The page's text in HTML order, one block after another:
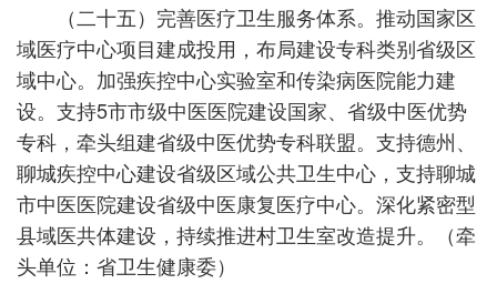
（二十五）完善医疗卫生服务体系。推动国家区
域医疗中心项目建成投用，布局建设专科类别省级区
域中心。加强疾控中心实验室和传染病医院能力建
设。支持5市市级中医医院建设国家、省级中医优势
专科，牵头组建省级中医优势专科联盟。支持德州、
聊城疾控中心建设省级区域公共卫生中心，支持聊城
市中医医院建设省级中医康复医疗中心。深化紧密型
县域医共体建设，持续推进村卫生室改造提升。（牵
头单位：省卫生健康委）